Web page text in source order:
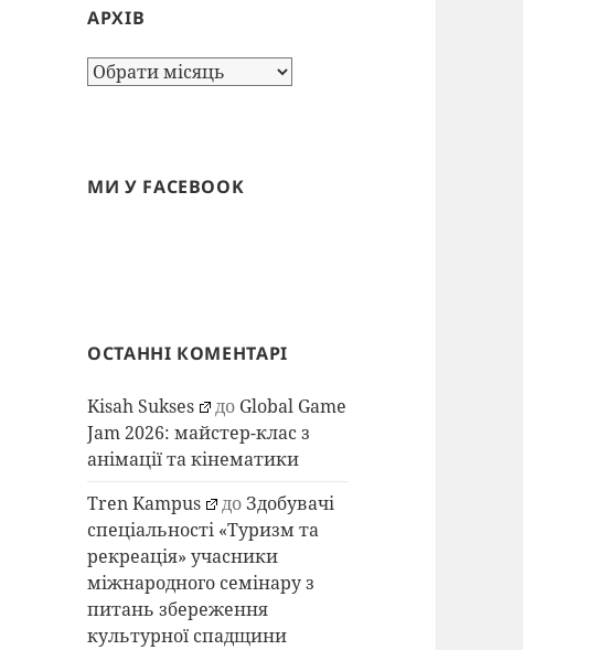
АРХІВ
Архів
МИ У FACEBOOK
ОСТАННІ КОМЕНТАРІ
Kisah Sukses до Global Game
Jam 2026: майстер-клас з
анімації та кінематики
Tren Kampus
доЗдобувачі
спеціальності «Туризм та
рекреація» учасники
міжнародного семінару з
питань збереження
культурної спадщини